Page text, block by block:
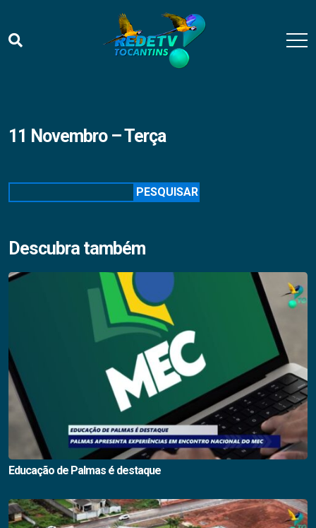
11 Novembro – Terça
PESQUISAR
Descubra também
Educação de Palmas é destaque